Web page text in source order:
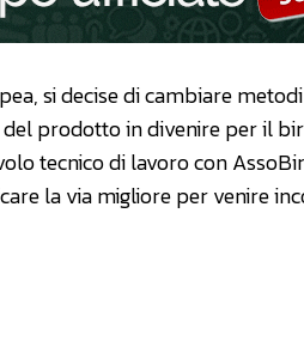
si decise di cambiare
prodotto in divenire per il
tecnico di lavoro con
la via migliore per venire